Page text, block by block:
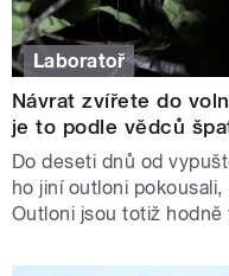
Laboratoř
Návrat zvířete do
je to podle vědců
Do deseti dnů od
ho jiní outloni
Outloni jsou totiž hodně